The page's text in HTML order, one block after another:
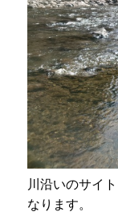
川沿いのサイ
なります。